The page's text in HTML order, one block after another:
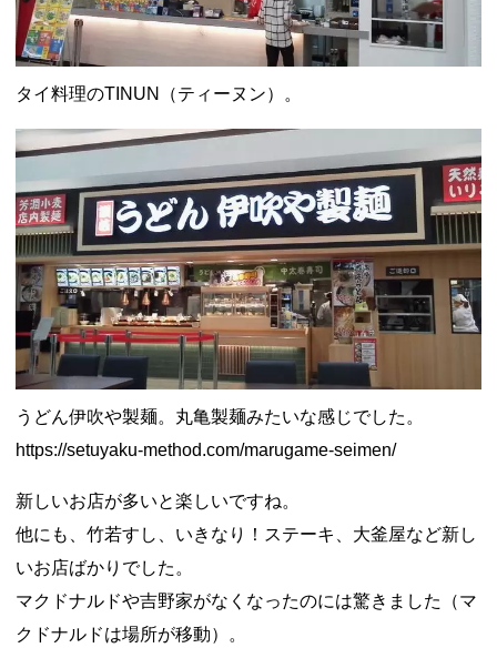
タイ料理のTINUN（ティーヌン）。
うどん伊吹や製麺。丸亀製麺みたいな感じでした。
https://setuyaku-method.com/marugame-seimen/
新しいお店が多いと楽しいですね。
他にも、竹若すし、いきなり！ステーキ、大釜屋など新し
いお店ばかりでした。
マクドナルドや吉野家がなくなったのには驚きました（マ
クドナルドは場所が移動）。